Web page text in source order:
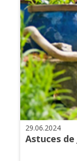
29.06.2024
Astuces